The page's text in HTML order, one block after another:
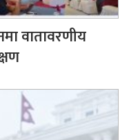
वातावरणीय